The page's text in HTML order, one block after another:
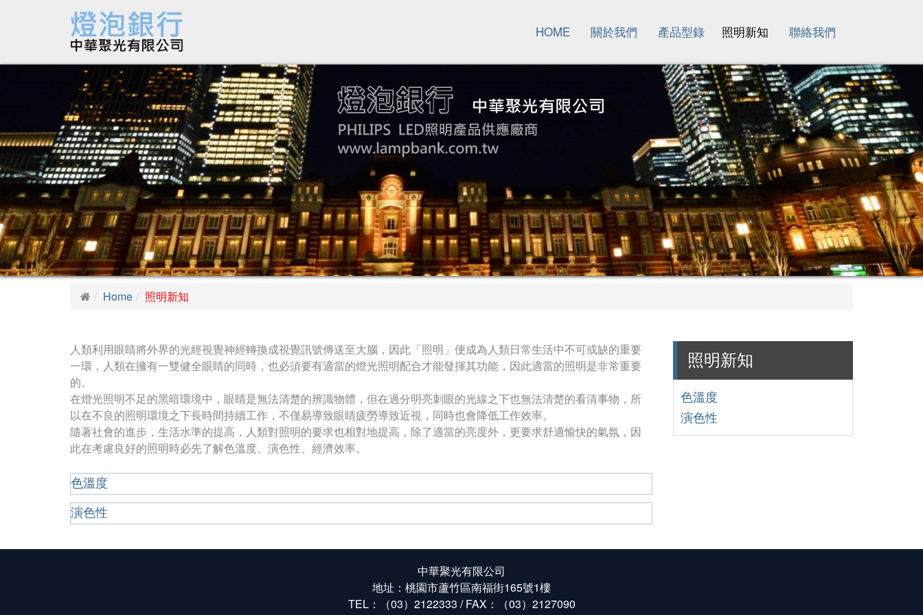
HOME 關於我們 產品型錄 照明新知 聯絡我們
Home 照明新知
人類利用眼睛將外界的光經視覺神經轉換成視覺訊號傳送至大腦，因此「照明」便成為人類日常生活中不可或缺的重要
一環，人類在擁有一雙健全眼睛的同時，也必須要有適當的燈光照明配合才能發揮其功能，因此適當的照明是非常重要
的。
在燈光照明不足的黑暗環境中，眼睛是無法清楚的辨識物體，但在過分明亮刺眼的光線之下也無法清楚的看清事物，所
以在不良的照明環境之下長時間持續工作，不僅易導致眼睛疲勞導致近視，同時也會降低工作效率。
隨著社會的進步，生活水準的提高，人類對照明的要求也相對地提高，除了適當的亮度外，更要求舒適愉快的氣氛，因
此在考慮良好的照明時必先了解色溫度、演色性、經濟效率。
色溫度
演色性
照明新知
色溫度
演色性
中華聚光有限公司
地址：桃園市蘆竹區南福街165號1樓
TEL：（03）2122333 / FAX：（03）2127090